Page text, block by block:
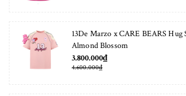
13De Marzo x CARE BEARS
Almond Blossom
3.800.000₫
4.600.000₫